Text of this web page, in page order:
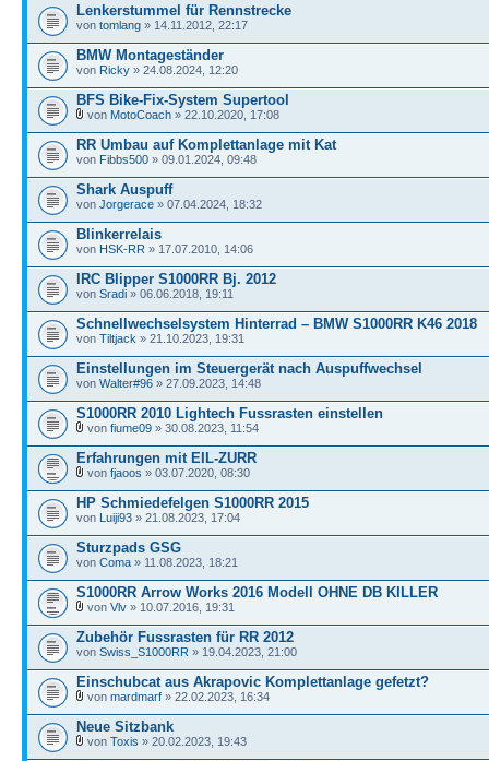
Lenkerstummel für Rennstrecke
von tomlang » 14.11.2012, 22:17
BMW Montageständer
von Ricky » 24.08.2024, 12:20
BFS Bike-Fix-System Supertool
von MotoCoach » 22.10.2020, 17:08
RR Umbau auf Komplettanlage mit Kat
von Fibbs500 » 09.01.2024, 09:48
Shark Auspuff
von Jorgerace » 07.04.2024, 18:32
Blinkerrelais
von HSK-RR » 17.07.2010, 14:06
IRC Blipper S1000RR Bj. 2012
von Sradi » 06.06.2018, 19:11
Schnellwechselsystem Hinterrad – BMW S1000RR K46 2018
von Tiltjack » 21.10.2023, 19:31
Einstellungen im Steuergerät nach Auspuffwechsel
von Walter#96 » 27.09.2023, 14:48
S1000RR 2010 Lightech Fussrasten einstellen
von fiume09 » 30.08.2023, 11:54
Erfahrungen mit EIL-ZURR
von fjaoos » 03.07.2020, 08:30
HP Schmiedefelgen S1000RR 2015
von Luiji93 » 21.08.2023, 17:04
Sturzpads GSG
von Coma » 11.08.2023, 18:21
S1000RR Arrow Works 2016 Modell OHNE DB KILLER
von Vlv » 10.07.2016, 19:31
Zubehör Fussrasten für RR 2012
von Swiss_S1000RR » 19.04.2023, 21:00
Einschubcat aus Akrapovic Komplettanlage gefetzt?
von mardmarf » 22.02.2023, 16:34
Neue Sitzbank
von Toxis » 20.02.2023, 19:43